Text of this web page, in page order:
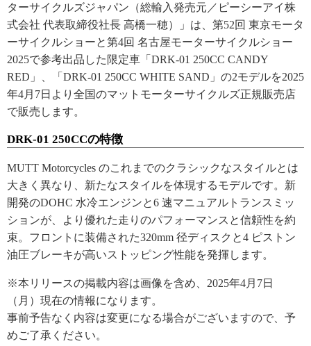
ターサイクルズジャパン（総輸入発売元／ピーシーアイ株
式会社 代表取締役社長 高橋一穂）」は、第52回 東京モータ
ーサイクルショーと第4回 名古屋モーターサイクルショー
2025で参考出品した限定車「DRK-01 250CC CANDY
RED」、「DRK-01 250CC WHITE SAND」の2モデルを2025
年4月7日より全国のマットモーターサイクルズ正規販売店
で販売します。
DRK-01 250CCの特徴
MUTT Motorcycles のこれまでのクラシックなスタイルとは
大きく異なり、新たなスタイルを体現するモデルです。新
開発のDOHC 水冷エンジンと6 速マニュアルトランスミッ
ションが、より優れた走りのパフォーマンスと信頼性を約
束。フロントに装備された320mm 径ディスクと4 ピストン
油圧ブレーキが高いストッピング性能を発揮します。
※本リリースの掲載内容は画像を含め、2025年4月7日
（月）現在の情報になります。
事前予告なく内容は変更になる場合がございますので、予
めご了承ください。